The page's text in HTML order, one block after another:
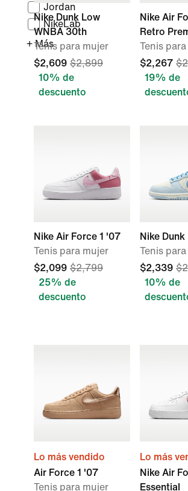
Jordan
NikeLab
+ Más
Nike Dunk Low
WNBA 30th
Tenis para mujer
$2,609 $2,899
10% de
descuento
Nike Air
Retro
Tenis
$2,267
19% de
Nike Air Force 1 '07
Tenis para mujer
$2,099 $2,799
25% de
descuento
Nike Dunk
Tenis
$2,339
10% de
Lo más vendido
Air Force 1 '07
Tenis para mujer
Lo más
Nike Air
Essential